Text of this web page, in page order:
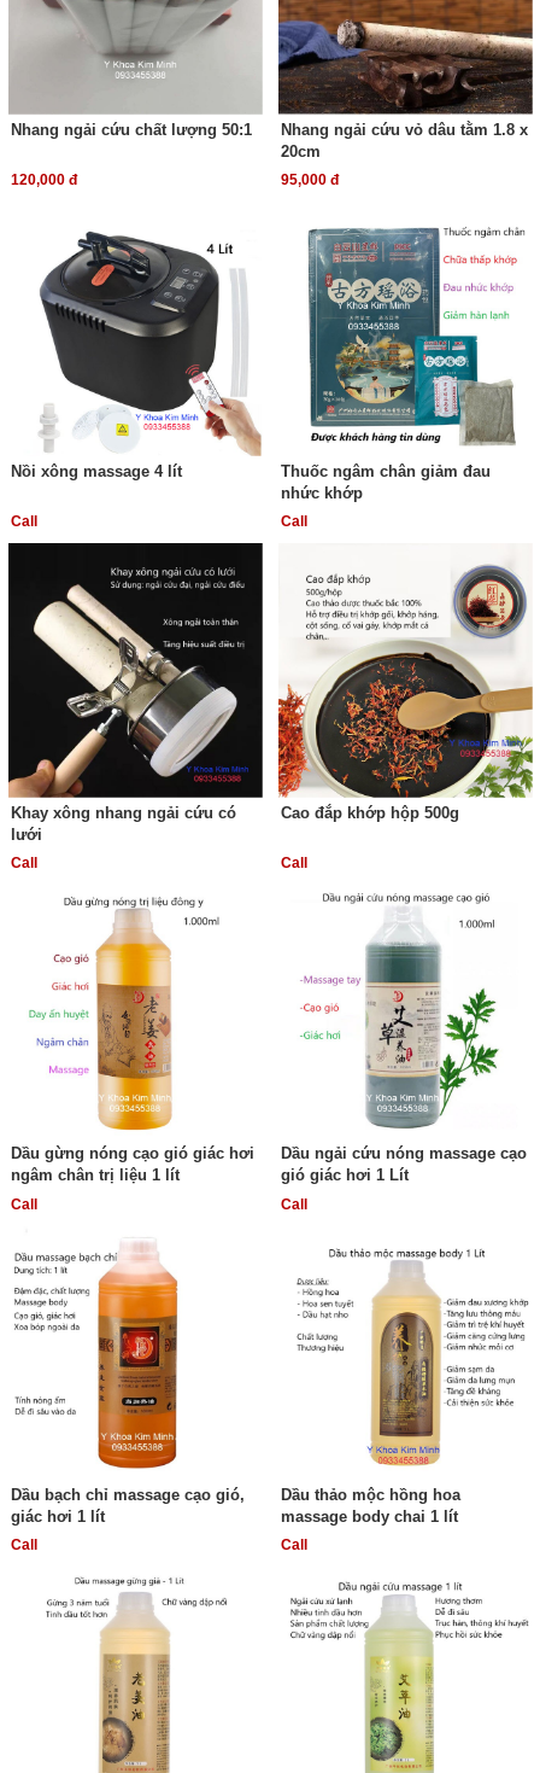
Nhang ngải cứu chất lượng 50:1
120,000 đ
Nhang ngải cứu vỏ dâu tằm 1.8 x
20cm
95,000 đ
Nồi xông massage 4 lít
Call
Thuốc ngâm chân giảm đau
nhức khớp
Call
Khay xông nhang ngải cứu có
lưới
Call
Cao đắp khớp hộp 500g
Call
Dầu gừng nóng cạo gió giác hơi
ngâm chân trị liệu 1 lít
Call
Dầu ngải cứu nóng massage cạo
gió giác hơi 1 Lít
Call
Dầu bạch chỉ massage cạo gió,
giác hơi 1 lít
Call
Dầu thảo mộc hồng hoa
massage body chai 1 lít
Call